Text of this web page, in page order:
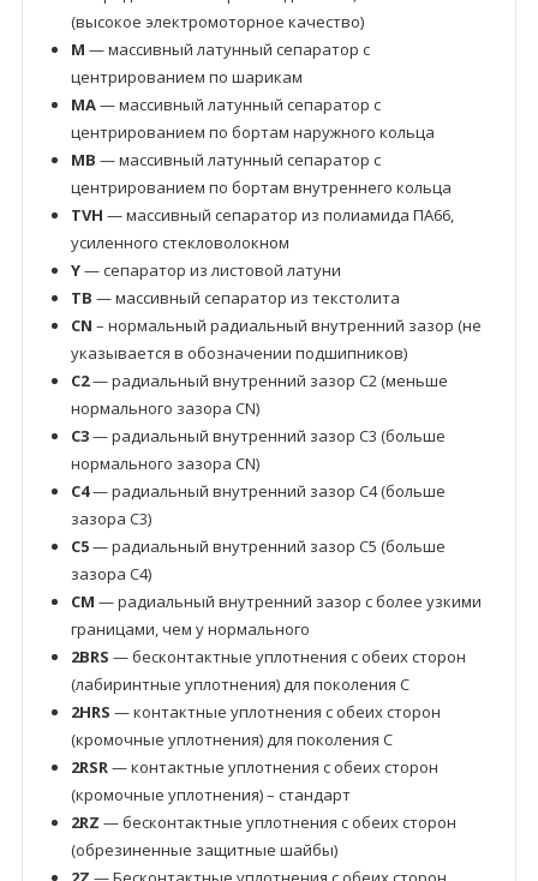
(высокое электромоторное качество)
M — массивный латунный сепаратор с
центрированием по шарикам
MA— массивный латунный сепаратор с
центрированием по бортам наружного кольца
MB — массивный латунный сепаратор с
центрированием по бортам внутреннего кольца
TVH — массивный сепаратор из полиамида ПА66,
усиленного стекловолокном
Y— сепаратор из листовой латуни
TB — массивный сепаратор из текстолита
CN – нормальный радиальный внутренний зазор (не
указывается в обозначении подшипников)
C2— радиальный внутренний зазор C2 (меньше
нормального зазора CN)
C3— радиальный внутренний зазор C3 (больше
нормального зазора CN)
C4— радиальный внутренний зазор C4 (больше
зазора C3)
C5— радиальный внутренний зазор C5 (больше
зазора C4)
CM — радиальный внутренний зазор с более узкими
границами, чем у нормального
2BRS — бесконтактные уплотнения с обеих сторон
(лабиринтные уплотнения) для поколения C
2HRS — контактные уплотнения с обеих сторон
(кромочные уплотнения) для поколения C
2RSR— контактные уплотнения с обеих сторон
(кромочные уплотнения) – стандарт
2RZ — бесконтактные уплотнения с обеих сторон
(обрезиненные защитные шайбы)